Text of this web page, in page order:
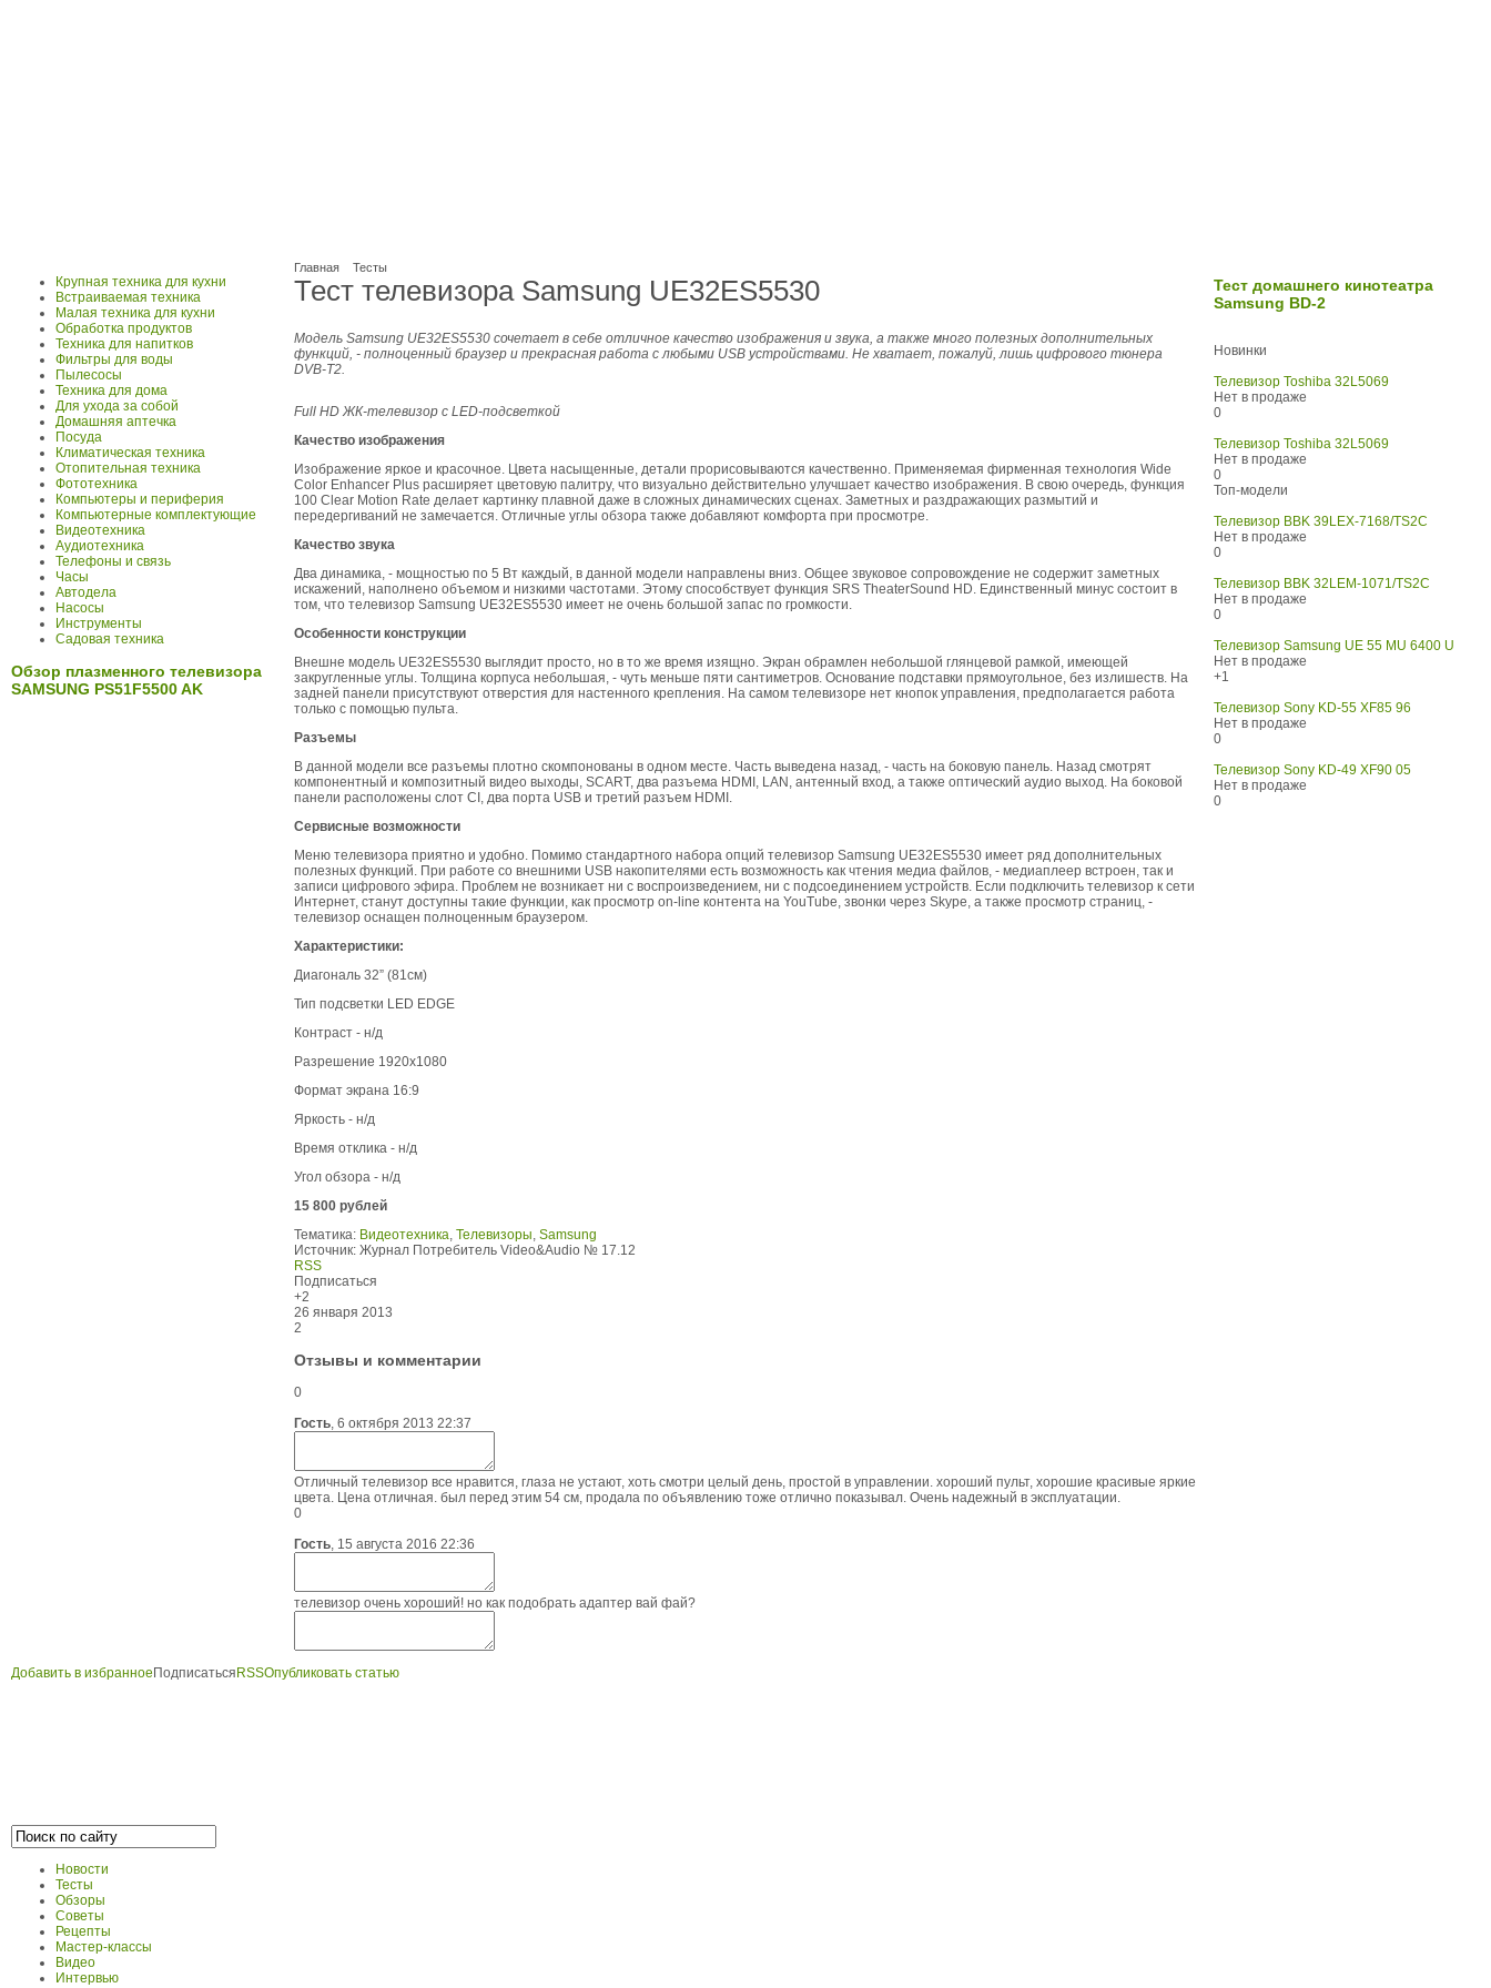
Главная Тесты
Тест телевизора Samsung UE32ES5530
Модель Samsung UE32ES5530 сочетает в себе отличное качество изображения и звука, а также много полезных дополнительных
функций, - полноценный браузер и прекрасная работа с любыми USB устройствами. Не хватает, пожалуй, лишь цифрового тюнера
DVB-T2.
Full HD ЖК-телевизор с LED-подсветкой
Качество изображения
Изображение яркое и красочное. Цвета насыщенные, детали прорисовываются качественно. Применяемая фирменная технология Wide
Color Enhancer Plus расширяет цветовую палитру, что визуально действительно улучшает качество изображения. В свою очередь, функция
100 Clear Motion Rate делает картинку плавной даже в сложных динамических сценах. Заметных и раздражающих размытий и
передергиваний не замечается. Отличные углы обзора также добавляют комфорта при просмотре.
Качество звука
Два динамика, - мощностью по 5 Вт каждый, в данной модели направлены вниз. Общее звуковое сопровождение не содержит заметных
искажений, наполнено объемом и низкими частотами. Этому способствует функция SRS TheaterSound HD. Единственный минус состоит в
том, что телевизор Samsung UE32ES5530 имеет не очень большой запас по громкости.
Особенности конструкции
Внешне модель UE32ES5530 выглядит просто, но в то же время изящно. Экран обрамлен небольшой глянцевой рамкой, имеющей
закругленные углы. Толщина корпуса небольшая, - чуть меньше пяти сантиметров. Основание подставки прямоугольное, без излишеств. На
задней панели присутствуют отверстия для настенного крепления. На самом телевизоре нет кнопок управления, предполагается работа
только с помощью пульта.
Разъемы
В данной модели все разъемы плотно скомпонованы в одном месте. Часть выведена назад, - часть на боковую панель. Назад смотрят
компонентный и композитный видео выходы, SCART, два разъема HDMI, LAN, антенный вход, а также оптический аудио выход. На боковой
панели расположены слот CI, два порта USB и третий разъем HDMI.
Сервисные возможности
Меню телевизора приятно и удобно. Помимо стандартного набора опций телевизор Samsung UE32ES5530 имеет ряд дополнительных
полезных функций. При работе со внешними USB накопителями есть возможность как чтения медиа файлов, - медиаплеер встроен, так и
записи цифрового эфира. Проблем не возникает ни с воспроизведением, ни с подсоединением устройств. Если подключить телевизор к сети
Интернет, станут доступны такие функции, как просмотр on-line контента на YouTube, звонки через Skype, а также просмотр страниц, -
телевизор оснащен полноценным браузером.
Характеристики:
Диагональ 32” (81см)
Тип подсветки LED EDGE
Контраст - н/д
Разрешение 1920x1080
Формат экрана 16:9
Яркость - н/д
Время отклика - н/д
Угол обзора - н/д
15 800 рублей
Тематика: Видеотехника, Телевизоры, Samsung
Источник: Журнал Потребитель Video&Audio № 17.12
RSS
Подписаться
+2
26 января 2013
2
Отзывы и комментарии
0
Гость, 6 октября 2013 22:37
Отличный телевизор все нравится, глаза не устают, хоть смотри целый день, простой в управлении. хороший пульт, хорошие красивые яркие
цвета. Цена отличная. был перед этим 54 см, продала по объявлению тоже отлично показывал. Очень надежный в эксплуатации.
0
Гость, 15 августа 2016 22:36
телевизор очень хороший! но как подобрать адаптер вай фай?
Крупная техника для кухни
Встраиваемая техника
Малая техника для кухни
Обработка продуктов
Техника для напитков
Фильтры для воды
Пылесосы
Техника для дома
Для ухода за собой
Домашняя аптечка
Посуда
Климатическая техника
Отопительная техника
Фототехника
Компьютеры и периферия
Компьютерные комплектующие
Видеотехника
Аудиотехника
Телефоны и связь
Часы
Автодела
Насосы
Инструменты
Садовая техника
Обзор плазменного телевизора
SAMSUNG PS51F5500 AK
Тест домашнего кинотеатра
Samsung BD-2
Новинки
Телевизор Toshiba 32L5069
Нет в продаже
0
Телевизор Toshiba 32L5069
Нет в продаже
0
Топ-модели
Телевизор BBK 39LEX-7168/TS2C
Нет в продаже
0
Телевизор BBK 32LEM-1071/TS2C
Нет в продаже
0
Телевизор Samsung UE 55 MU 6400 U
Нет в продаже
+1
Телевизор Sony KD-55 XF85 96
Нет в продаже
0
Телевизор Sony KD-49 XF90 05
Нет в продаже
0
Добавить в избранное Подписаться RSSОпубликовать статью
Новости
Тесты
Обзоры
Советы
Рецепты
Мастер-классы
Видео
Интервью